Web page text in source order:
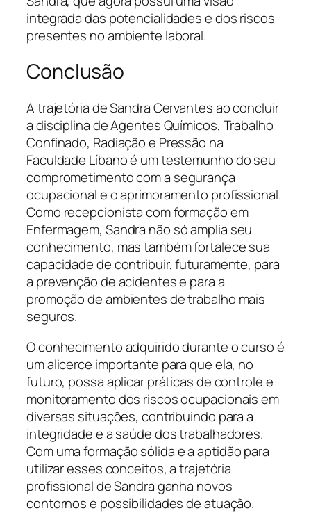
integrada das potencialidades e dos riscos
presentes no ambiente laboral.
Conclusão
A trajetória de Sandra Cervantes ao concluir
a disciplina de Agentes Químicos, Trabalho
Confinado, Radiação e Pressão na
Faculdade Líbano é um testemunho do seu
comprometimento com a segurança
ocupacional e o aprimoramento profissional.
Como recepcionista com formação em
Enfermagem, Sandra não só amplia seu
conhecimento, mas também fortalece sua
capacidade de contribuir, futuramente, para
a prevenção de acidentes e para a
promoção de ambientes de trabalho mais
seguros.
O conhecimento adquirido durante o curso é
um alicerce importante para que ela, no
futuro, possa aplicar práticas de controle e
monitoramento dos riscos ocupacionais em
diversas situações, contribuindo para a
integridade e a saúde dos trabalhadores.
Com uma formação sólida e a aptidão para
utilizar esses conceitos, a trajetória
profissional de Sandra ganha novos
contornos e possibilidades de atuação.